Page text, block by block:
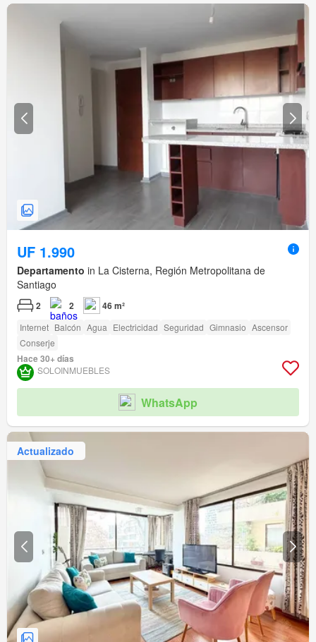
UF 1.990
Departamento in La Cisterna, Región Metropolitana de
Santiago
2 2 46 m²
Internet Balcón Agua Electricidad Seguridad Gimnasio Ascensor
Conserje
Hace 30+ días
SOLOINMUEBLES
WhatsApp
Actualizado